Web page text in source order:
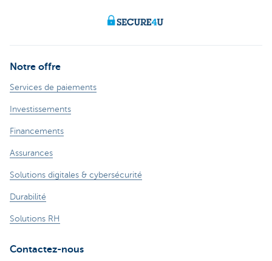
Notre offre
Services de paiements
Investissements
Financements
Assurances
Solutions digitales & cybersécurité
Durabilité
Solutions RH
Contactez-nous